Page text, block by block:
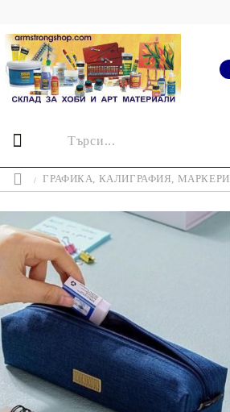
ГРАФИКА, КАЛИГРАФИЯ, МАРКЕРИ